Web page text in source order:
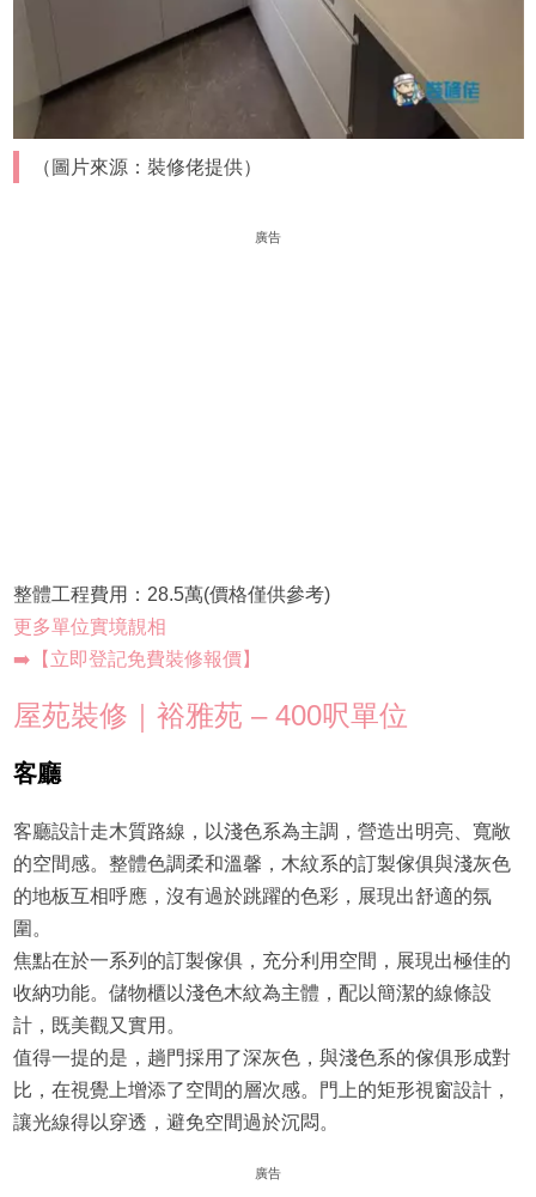
（圖片來源：裝修佬提供）
廣告
整體工程費用：28.5萬(價格僅供參考)
更多單位實境靚相
➡️【立即登記免費裝修報價】
屋苑裝修｜裕雅苑 – 400呎單位
客廳
客廳設計走木質路線，以淺色系為主調，營造出明亮、寬敞
的空間感。整體色調柔和溫馨，木紋系的訂製傢俱與淺灰色
的地板互相呼應，沒有過於跳躍的色彩，展現出舒適的氛
圍。
焦點在於一系列的訂製傢俱，充分利用空間，展現出極佳的
收納功能。儲物櫃以淺色木紋為主體，配以簡潔的線條設
計，既美觀又實用。
值得一提的是，趟門採用了深灰色，與淺色系的傢俱形成對
比，在視覺上增添了空間的層次感。門上的矩形視窗設計，
讓光線得以穿透，避免空間過於沉悶。
廣告